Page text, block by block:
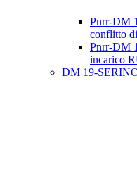
Pnrr-DM
conflitto
Pnrr-DM
incarico
DM 19-